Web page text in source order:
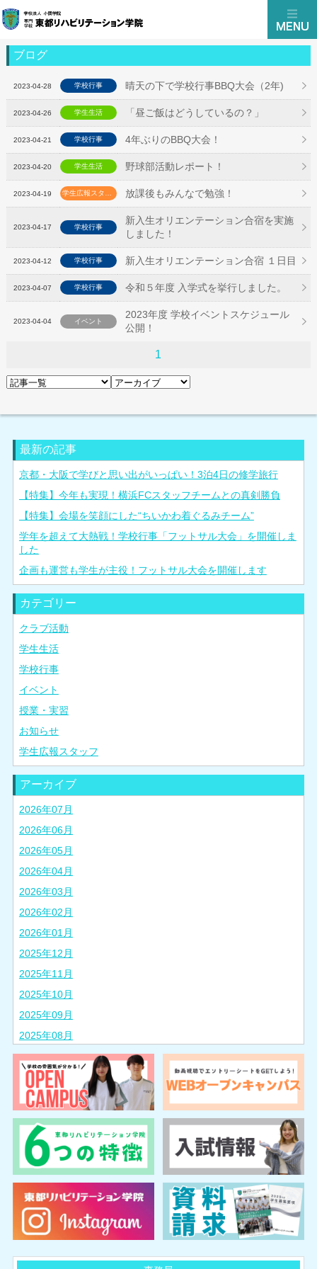
ブログ
2023-04-28 学校行事 晴天の下で学校行事BBQ大会（2年)
2023-04-26 学生生活 「昼ご飯はどうしているの？」
2023-04-21 学校行事 4年ぶりのBBQ大会！
2023-04-20 学生生活 野球部活動レポート！
2023-04-19 放課後もみんなで勉強！
2023-04-17 学校行事
新入生オリエンテーション合宿を実施
しました！
2023-04-12 学校行事 新入生オリエンテーション合宿 １日目
2023-04-07 学校行事 令和５年度 入学式を挙行しました。
2023-04-04 イベント
2023年度 学校イベントスケジュール
公開！
1
最新の記事
京都・大阪で学びと思い出がいっぱい！3泊4日の修学旅行
【特集】今年も実現！横浜FCスタッフチームとの真剣勝負
【特集】会場を笑顔にした“ちいかわ着ぐるみチーム”
学年を超えて大熱戦！学校行事「フットサル大会」を開催しま
した
企画も運営も学生が主役！フットサル大会を開催します
カテゴリー
クラブ活動
学生生活
学校行事
イベント
授業・実習
お知らせ
学生広報スタッフ
アーカイブ
2026年07月
2026年06月
2026年05月
2026年04月
2026年03月
2026年02月
2026年01月
2025年12月
2025年11月
2025年10月
2025年09月
2025年08月
2025年07月
2025年06月
2025年05月
2025年04月
2025年03月
2025年02月
2024年08月
2024年07月
2024年06月
2024年05月